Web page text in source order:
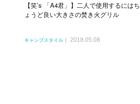
【笑’s 「A4君」】二人で使用するにはち
ょうど良い大きさの焚き火グリル
キャンプスタイル 2018.05.08